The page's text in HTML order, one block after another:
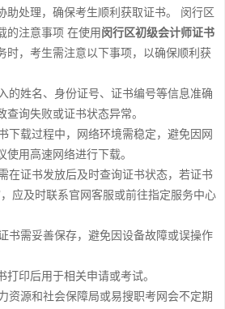
助处理，确保考生顺利获取证书。 闵行区
的注意事项 在使用闵行区初级会计师证书
时，考生需注意以下事项，以确保顺利获
的姓名、身份证号、证书编号等信息准确
询失败或证书状态异常。
下载过程中，网络环境需稳定，避免因网
用高速网络进行下载。
在证书发放后及时查询证书状态，若证书
，应及时联系官网客服或前往指定服务中心
书需妥善保存，避免因设备故障或误操作
印后用于相关申请或考试。
资源和社会保障局或易搜职考网会不定期